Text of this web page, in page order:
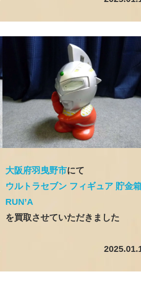
大阪府羽曳野市にて
ウルトラセブン フィギュア 貯金
RUN’A
を買取させていただきました